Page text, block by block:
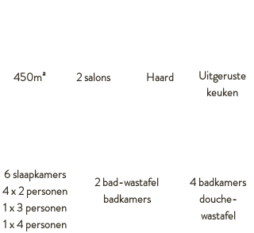
450m² 2 salons Haard
Uitgeruste
keuken
6 slaapkamers
4 x 2 personen
1 x 3 personen
1 x 4 personen
2 bad-wastafel
badkamers
4 badkamers
douche-
wastafel